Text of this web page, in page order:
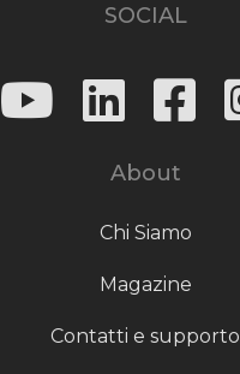
SOCIAL
About
Chi Siamo
Magazine
Contatti e supporto